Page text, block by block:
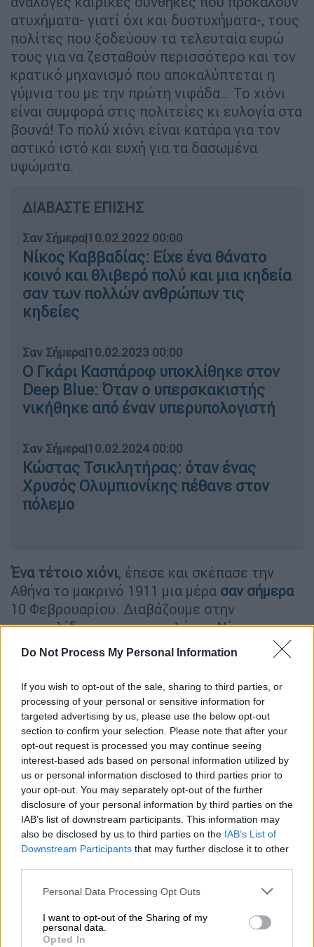
Do Not Process My Personal Information
If you wish to opt-out of the sale, sharing to third parties, or
processing of your personal or sensitive information for
targeted advertising by us, please use the below opt-out
section to confirm your selection. Please note that after your
opt-out request is processed you may continue seeing
interest-based ads based on personal information utilized by
us or personal information disclosed to third parties prior to
your opt-out. You may separately opt-out of the further
disclosure of your personal information by third parties on the
IAB’s list of downstream participants. This information may
also be disclosed by us to third parties on the IAB’s List of
Downstream Participants that may further disclose it to other
Please note that this website/app uses one or more Google
not limited to your visit or usage behaviour. You may click to
grant or deny consent to Google and its third-party tags to
Personal Data Processing Opt Outs
I want to opt-out of the Sharing of my
personal data.
Opted In
ατυχήματα- γιατί όχι και δυστυχήματα-, τους
πολίτες που ξοδεύουν τα τελευταία ευρώ
τους για να ζεσταθούν περισσότερο και τον
κρατικό μηχανισμό που αποκαλύπτεται η
γύμνια του με την πρώτη νιφάδα… Το χιόνι
είναι συμφορά στις πολιτείες κι ευλογία στα
βουνά! Το πολύ χιόνι είναι κατάρα για τον
αστικό ιστό και ευχή για τα δασωμένα
υψώματα.
ΔΙΑΒΑΣΤΕ ΕΠΙΣΗΣ
Σαν Σήμερα|10.02.2022 00:00
Νίκος Καββαδίας: Είχε ένα θάνατο
κοινό και θλιβερό πολύ και μια κηδεία
σαν των πολλών ανθρώπων τις
κηδείες
Σαν Σήμερα|10.02.2023 00:00
Ο Γκάρι Κασπάροφ υποκλίθηκε στον
Deep Blue: Όταν ο υπερσκακιστής
νικήθηκε από έναν υπερυπολογιστή
Σαν Σήμερα|10.02.2024 00:00
Κώστας Τσικλητήρας: όταν ένας
Χρυσός Ολυμπιονίκης πέθανε στον
πόλεμο
Ένα τέτοιο χιόνι, έπεσε και σκέπασε την
Αθήνα το μακρινό 1911 μια μέρα σαν σήμερα
10 Φεβρουαρίου. Διαβάζουμε στην
ιστοσελίδα του μετεωρολόγου Νίκου
Ζιακόπουλου ziakopoulos.blogspot.com:
«Στην Αττικοβοιωτία και την Εύβοια, την 6η
Φεβρουαρίου 1911, ο καιρός είχε
παρουσιάσει σχετική βελτίωση, αλλά την 7η
του μηνός, σημειώθηκε νέα ψυχρή εισβολή
που έφερε χιόνια από το απόγευμα αυτής
της μέρας ως το πρωί της επομένης, 8ης
Φεβρουαρίου 1911. Στις περιοχές που
χιόνισε συμπεριλαμβάνεται και η Αθήνα.
Πριν καλά-καλα τελειώσει αυτός ο χιονιάς,
στις 9 Φεβρουαρίου, νέα πιο ισχυρή ψυχρή
εισβολή έφερε καινούριο πιο βαρύ από τον
μαρτυρίες της εποχής, χιόνιζε ασταμάτητα
όλη τη νύχτα και όλο το πρωινό της 10ης
Φεβρουαρίου (το χιόνι σταμάτησε λίγο μετά